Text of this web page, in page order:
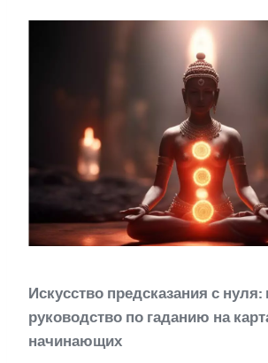
Искусство предсказания с
руководство по гаданию на
начинающих